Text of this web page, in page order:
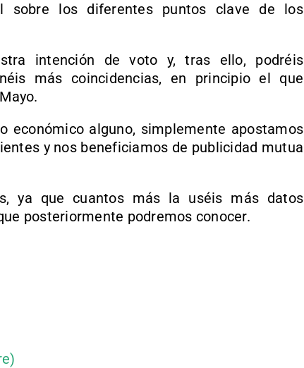
sobre los diferentes puntos clave de los
intención de voto y, tras ello, podréis
más coincidencias, en principio el que
económico alguno, simplemente apostamos
y nos beneficiamos de publicidad mutua
ya que cuantos más la uséis más datos
posteriormente podremos conocer.